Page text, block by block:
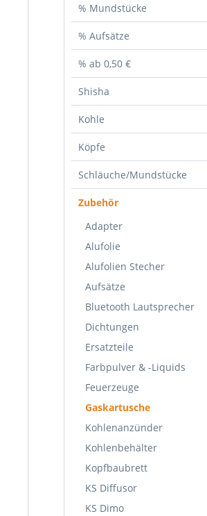
% Mundstücke
% Aufsätze
% ab 0,50 €
Shisha
Kohle
Köpfe
Schläuche/Mundstücke
Zubehör
Adapter
Alufolie
Alufolien Stecher
Aufsätze
Bluetooth Lautsprecher
Dichtungen
Ersatzteile
Farbpulver & -Liquids
Feuerzeuge
Gaskartusche
Kohlenanzünder
Kohlenbehälter
Kopfbaubrett
KS Diffusor
KS Dimo